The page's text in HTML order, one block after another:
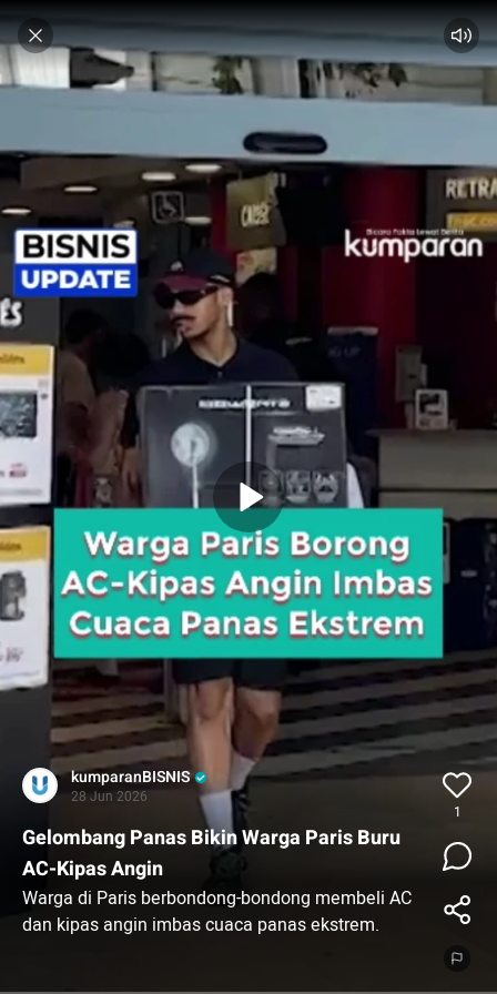
kumparanBISNIS
28 Jun 2026
Gelombang Panas Bikin Warga Paris Buru
AC-Kipas Angin
Warga di Paris berbondong-bondong membeli AC
dan kipas angin imbas cuaca panas ekstrem.
1